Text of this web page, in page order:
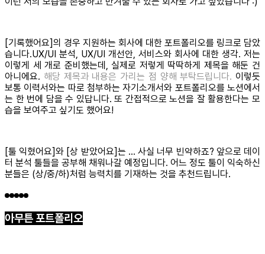
[기록했어요]의 경우 지원하는 회사에 대한 포트폴리오를 링크로 담았
습니다.UX/UI 분석, UX/UI 개선안, 서비스와 회사에 대한 생각. 저는
이렇게 세 개로 준비했는데, 실제로 저렇게 딱딱하게 제목을 해둔 건
아니에요. 해당 제목과 내용은 가리는 점 양해 부탁드립니다. 이렇듯
보통 이력서와는 따로 첨부하는 자기소개서와 포트폴리오를 노션에서
는 한 번에 담을 수 있답니다. 또 간접적으로 노션을 잘 활용한다는 모
습을 보여주고 싶기도 했어요!
[툴 익혔어요]와 [상 받았어요]는 … 사실 너무 빈약하죠? 앞으로 데이
터 분석 툴들을 공부해 채워나갈 예정입니다. 어느 정도 툴이 익숙하신
분들은 (상/중/하)처럼 능력치를 기재하는 것을 추천드립니다.
아무튼 포트폴리오